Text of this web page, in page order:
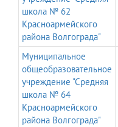
школа № 62
Красноармейского
района Волгограда"
Муниципальное
общеобразовательное
учреждение "Средняя
школа № 64
Красноармейского
района Волгограда"